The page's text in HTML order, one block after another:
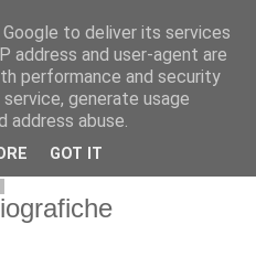
delle arti per condividere
to deliver its services
address and user-agent are
performance and security
generate usage
abuse.
GOT IT